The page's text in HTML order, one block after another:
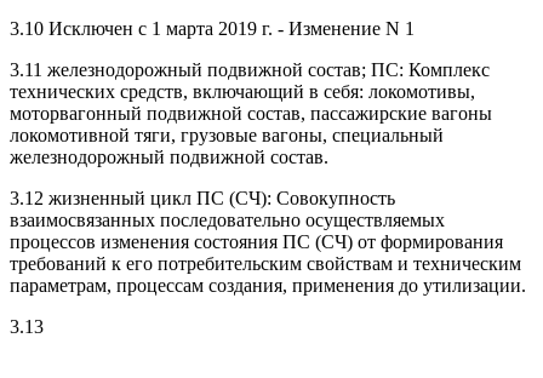
3.10 Исключен с 1 марта 2019 г. - Изменение N 1
3.11 железнодорожный подвижной состав; ПС: Комплекс
технических средств, включающий в себя: локомотивы,
моторвагонный подвижной состав, пассажирские вагоны
локомотивной тяги, грузовые вагоны, специальный
железнодорожный подвижной состав.
3.12 жизненный цикл ПС (СЧ): Совокупность
взаимосвязанных последовательно осуществляемых
процессов изменения состояния ПС (СЧ) от формирования
требований к его потребительским свойствам и техническим
параметрам, процессам создания, применения до утилизации.
3.13